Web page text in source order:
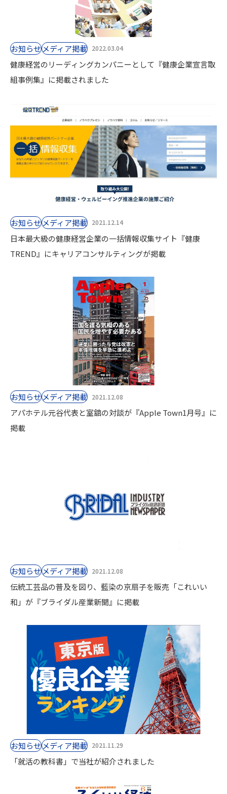
お知らせ⁨⁩メディア掲載 2022.03.04
健康経営のリーディングカンパニーとして『健康企業宣言取
組事例集』に掲載されました
お知らせ⁨⁩メディア掲載 2021.12.14
日本最大級の健康経営企業の一括情報収集サイト『健康
TREND』にキャリアコンサルティングが掲載
お知らせ⁨⁩メディア掲載 2021.12.08
アパホテル元谷代表と室舘の対談が『Apple Town1月号』に
掲載
お知らせ⁨⁩メディア掲載 2021.12.08
伝統工芸品の普及を図り、藍染の京扇子を販売「これいい
和」が『ブライダル産業新聞』に掲載
お知らせ⁨⁩メディア掲載 2021.11.29
「就活の教科書」で当社が紹介されました